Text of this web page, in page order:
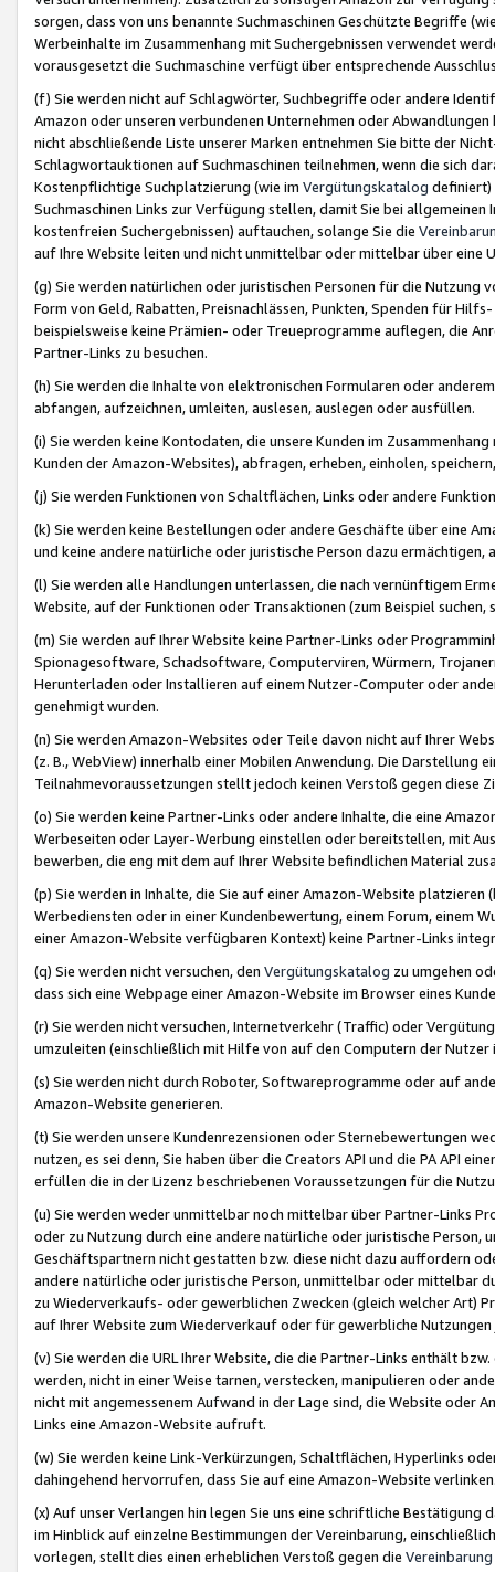
sorgen, dass von uns benannte Suchmaschinen Geschützte Begriffe
Werbeinhalte im Zusammenhang mit Suchergebnissen verwendet
vorausgesetzt die Suchmaschine verfügt über entsprechende
(f) Sie werden nicht auf Schlagwörter, Suchbegriffe oder andere
Amazon oder unseren verbundenen Unternehmen oder
nicht abschließende Liste unserer Marken entnehmen Sie bitte der
Schlagwortauktionen auf Suchmaschinen teilnehmen, wenn die sich
Kostenpflichtige Suchplatzierung (wie im Vergütungskatalog definiert)
Suchmaschinen Links zur Verfügung stellen, damit Sie bei
kostenfreien Suchergebnissen) auftauchen, solange Sie die
auf Ihre Website leiten und nicht unmittelbar oder mittelbar über eine
(g) Sie werden natürlichen oder juristischen Personen für die Nutzung
Form von Geld, Rabatten, Preisnachlässen, Punkten, Spenden für
beispielsweise keine Prämien- oder Treueprogramme auflegen, die
Partner-Links zu besuchen.
(h) Sie werden die Inhalte von elektronischen Formularen oder
abfangen, aufzeichnen, umleiten, auslesen, auslegen oder ausfüllen.
(i) Sie werden keine Kontodaten, die unsere Kunden im
Kunden der Amazon-Websites), abfragen, erheben, einholen,
(j) Sie werden Funktionen von Schaltflächen, Links oder andere
(k) Sie werden keine Bestellungen oder andere Geschäfte über eine
und keine andere natürliche oder juristische Person dazu
(l) Sie werden alle Handlungen unterlassen, die nach vernünftigem
Website, auf der Funktionen oder Transaktionen (zum Beispiel
(m) Sie werden auf Ihrer Website keine Partner-Links oder
Spionagesoftware, Schadsoftware, Computerviren, Würmern,
Herunterladen oder Installieren auf einem Nutzer-Computer oder
genehmigt wurden.
(n) Sie werden Amazon-Websites oder Teile davon nicht auf Ihrer
(z. B., WebView) innerhalb einer Mobilen Anwendung. Die Darstellung
Teilnahmevoraussetzungen stellt jedoch keinen Verstoß gegen diese
(o) Sie werden keine Partner-Links oder andere Inhalte, die eine
Werbeseiten oder Layer-Werbung einstellen oder bereitstellen, mit
bewerben, die eng mit dem auf Ihrer Website befindlichen Material
(p) Sie werden in Inhalte, die Sie auf einer Amazon-Website
Werbediensten oder in einer Kundenbewertung, einem Forum, einem
einer Amazon-Website verfügbaren Kontext) keine Partner-Links
(q) Sie werden nicht versuchen, den Vergütungskatalog zu umgehen
dass sich eine Webpage einer Amazon-Website im Browser eines
(r) Sie werden nicht versuchen, Internetverkehr (Traffic) oder
umzuleiten (einschließlich mit Hilfe von auf den Computern der
(s) Sie werden nicht durch Roboter, Softwareprogramme oder auf
Amazon-Website generieren.
(t) Sie werden unsere Kundenrezensionen oder Sternebewertungen
nutzen, es sei denn, Sie haben über die Creators API und die PA API
erfüllen die in der Lizenz beschriebenen Voraussetzungen für die
(u) Sie werden weder unmittelbar noch mittelbar über Partner-Links
oder zu Nutzung durch eine andere natürliche oder juristische
Geschäftspartnern nicht gestatten bzw. diese nicht dazu auffordern
andere natürliche oder juristische Person, unmittelbar oder mittelbar
zu Wiederverkaufs- oder gewerblichen Zwecken (gleich welcher Art)
auf Ihrer Website zum Wiederverkauf oder für gewerbliche
(v) Sie werden die URL Ihrer Website, die die Partner-Links enthält
werden, nicht in einer Weise tarnen, verstecken, manipulieren oder
nicht mit angemessenem Aufwand in der Lage sind, die Website oder
Links eine Amazon-Website aufruft.
(w) Sie werden keine Link-Verkürzungen, Schaltflächen, Hyperlinks
dahingehend hervorrufen, dass Sie auf eine Amazon-Website
(x) Auf unser Verlangen hin legen Sie uns eine schriftliche
im Hinblick auf einzelne Bestimmungen der Vereinbarung,
vorlegen, stellt dies einen erheblichen Verstoß gegen die Vereinbarung